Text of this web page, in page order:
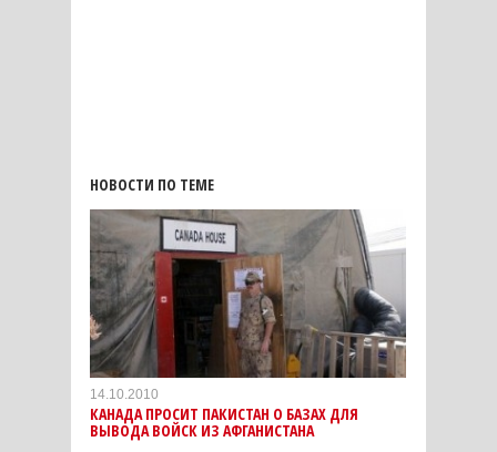
НОВОСТИ ПО ТЕМЕ
14.10.2010
КАНАДА ПРОСИТ ПАКИСТАН О БАЗАХ ДЛЯ
ВЫВОДА ВОЙСК ИЗ АФГАНИСТАНА